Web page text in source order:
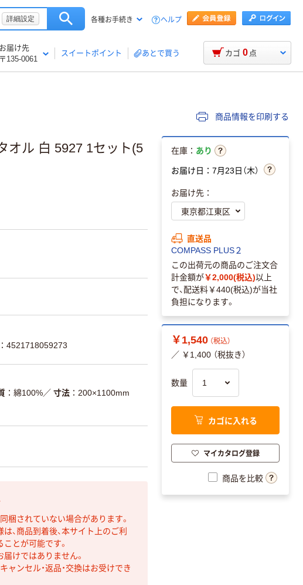
詳細設定 各種お手続き ヘルプ
お届け先
〒135-0061
スイートポイント あとで買う カゴ 0 点
商品情報を印刷する
オル 白 5927 1セット(5
4521718059273
綿100%／ 寸法
200×1100mm
梱されていない場合があります。
、商品到着後、本サイト上のご利
とが可能です。
けではありません。
ャンセル・返品・交換はお受けでき
在庫： あり
お届け日：7月23日（木）
お届け先：
直送品
COMPASS PLUS２
この出荷元の商品のご注文合
計金額が￥2,000(税込)以上
で、配送料￥440(税込)が当社
負担になります。
￥1,540 （税込）
／ ￥1,400 （税抜き）
数量
カゴに入れる
マイカタログ登録
商品を比較